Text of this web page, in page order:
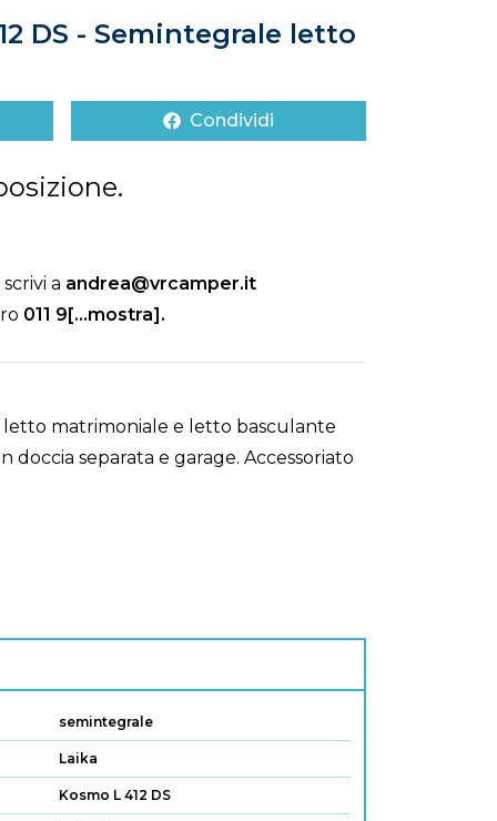
DS - Semintegrale letto
Condividi
a andrea@vrcamper.it
011 9[...mostra].
matrimoniale e letto basculante
doccia separata e garage. Accessoriato
semintegrale
Laika
Kosmo L 412 DS